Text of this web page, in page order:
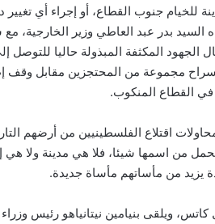
جنوب القطاع، أو إجراء أي
السيد بدر عبد العاطي وزير
الجهود المكثفة المبذولة حاليا للتوصل
سراح مجموعة من المحتجزين مقابل وقف
القطاع المنكوب.
اقتلاع الفلسطينيين من أرضهم
من اسمها شيئا، فلا هي مدينة ولا هي
يزيد من مأساتهم مأساة جديدة.
ويلقى بنيامين نيتانياهو رئيس